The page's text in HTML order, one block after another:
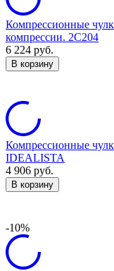
Компрессионные
компрессии. 2С204
6 224 руб.
В корзину
Компрессионные
IDEALISTA
4 906 руб.
В корзину
-10%